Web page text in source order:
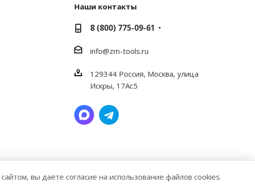
Наши контакты
8 (800) 775-09-61
info@zm-tools.ru
129344 Россия, Москва, улица
Искры, 17Ас5
материалов или подборки материалов сайта,
https://zm-tools.ru
вы даёте согласие на использование файлов cookies.